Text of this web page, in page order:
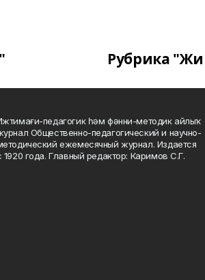
Рубрика
педагогик һәм фәнни-методик айлыҡ
Общественно-педагогический и научно-
ежемесячный журнал. Издается
1920 года. Главный редактор: Каримов С.Г.